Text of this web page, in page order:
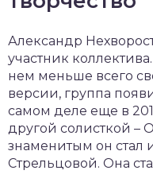
Александр
участник
нем меньше всего
версии, группа
самом деле еще в
другой солисткой –
знаменитым он стал
Стрельцовой. Она